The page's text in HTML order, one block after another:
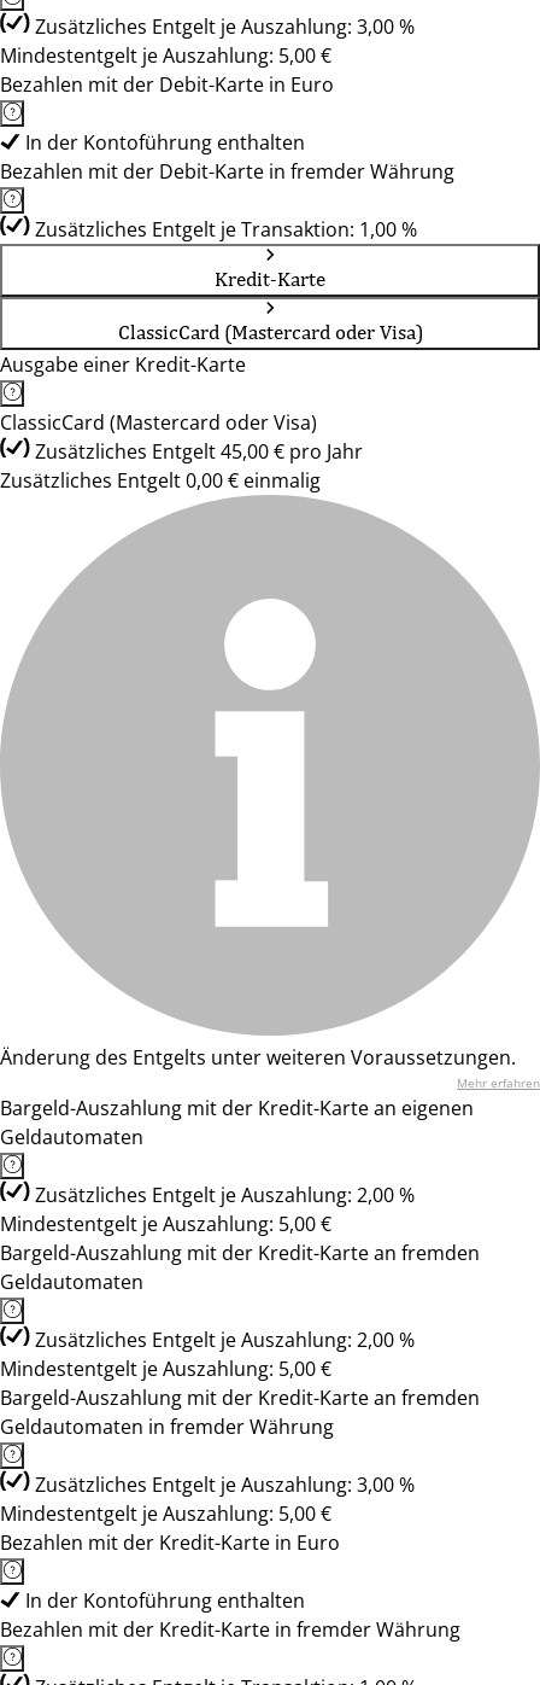
Zusätzliches Entgelt je Auszahlung: 3,00 %
Mindestentgelt je Auszahlung: 5,00 €
Bezahlen mit der Debit-Karte in Euro
In der Kontoführung enthalten
Bezahlen mit der Debit-Karte in fremder Währung
Zusätzliches Entgelt je Transaktion: 1,00 %
Kredit-Karte
ClassicCard (Mastercard oder Visa)
Ausgabe einer Kredit-Karte
ClassicCard (Mastercard oder Visa)
Zusätzliches Entgelt 45,00 € pro Jahr
Zusätzliches Entgelt 0,00 € einmalig
Änderung des Entgelts unter weiteren Voraussetzungen.
Mehr erfahren
Bargeld-Auszahlung mit der Kredit-Karte an eigenen
Geldautomaten
Zusätzliches Entgelt je Auszahlung: 2,00 %
Mindestentgelt je Auszahlung: 5,00 €
Bargeld-Auszahlung mit der Kredit-Karte an fremden
Geldautomaten
Zusätzliches Entgelt je Auszahlung: 2,00 %
Mindestentgelt je Auszahlung: 5,00 €
Bargeld-Auszahlung mit der Kredit-Karte an fremden
Geldautomaten in fremder Währung
Zusätzliches Entgelt je Auszahlung: 3,00 %
Mindestentgelt je Auszahlung: 5,00 €
Bezahlen mit der Kredit-Karte in Euro
In der Kontoführung enthalten
Bezahlen mit der Kredit-Karte in fremder Währung